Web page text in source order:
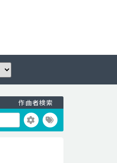
作曲者検索